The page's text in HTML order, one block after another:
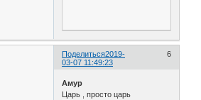
Поделиться 6
2019-
03-07 11:49:23
Амур
Царь , просто царь